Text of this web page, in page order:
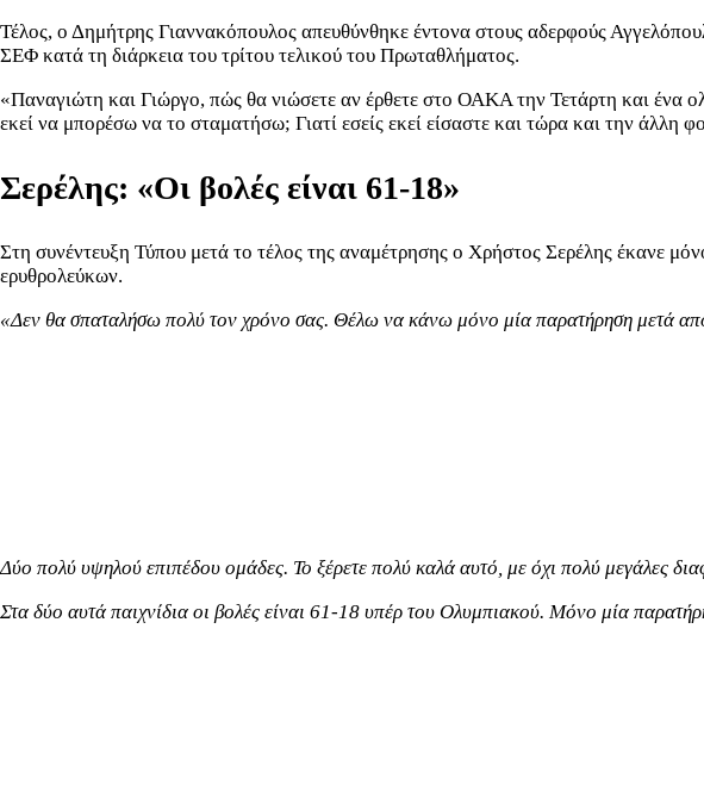
Τέλος, ο Δημήτρης Γιαννακόπουλος απευθύνθηκε έντονα στους αδερφούς
ΣΕΦ κατά τη διάρκεια του τρίτου τελικού του Πρωταθλήματος.
«Παναγιώτη και Γιώργο, πώς θα νιώσετε αν έρθετε στο ΟΑΚΑ την Τετάρτη και ένα
εκεί να μπορέσω να το σταματήσω; Γιατί εσείς εκεί είσαστε και τώρα και την
Σερέλης: «Οι βολές είναι 61-18»
Στη συνέντευξη Τύπου μετά το τέλος της αναμέτρησης ο Χρήστος Σερέλης έκανε
ερυθρολεύκων.
«Δεν θα σπαταλήσω πολύ τον χρόνο σας. Θέλω να κάνω μόνο μία παρατήρηση μετά
Δύο πολύ υψηλού επιπέδου ομάδες. Το ξέρετε πολύ καλά αυτό, με όχι πολύ μεγάλες
Στα δύο αυτά παιχνίδια οι βολές είναι 61-18 υπέρ του Ολυμπιακού. Μόνο μία